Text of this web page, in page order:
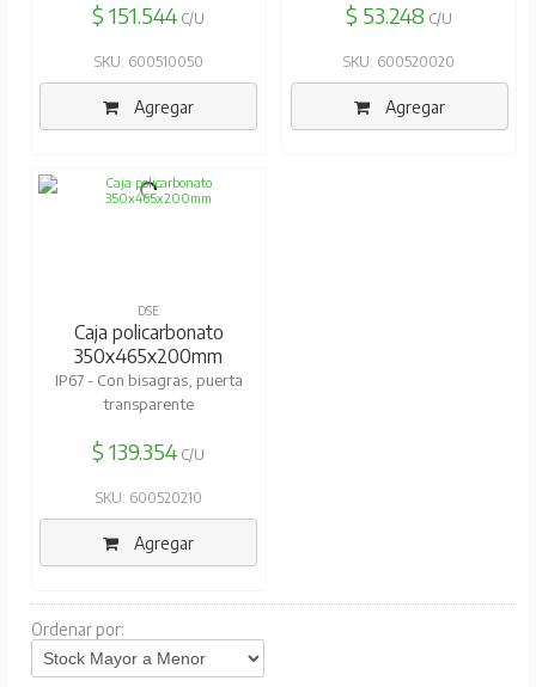
$ 151.544 C/U
SKU: 600510050
Agregar
$ 53.248 C/U
SKU: 600520020
Agregar
DSE
Caja policarbonato
350x465x200mm
IP67 - Con bisagras, puerta
transparente
$ 139.354 C/U
SKU: 600520210
Agregar
Ordenar por: